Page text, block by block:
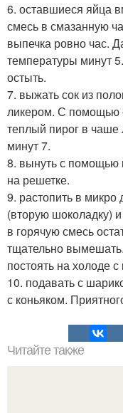
6. оставшиеся яйца
смесь в смазанную
выпечка ровно час.
температуры минут
остыть.
7. выжать сок из
ликером. С помощью
теплый пирог в чаше
минут 7.
8. вынуть с помощью
на решетке.
9. растопить в
(вторую шоколадку)
в горячую смесь
тщательно
постоять на холоде
10. подавать с
с коньяком.
Читайте также